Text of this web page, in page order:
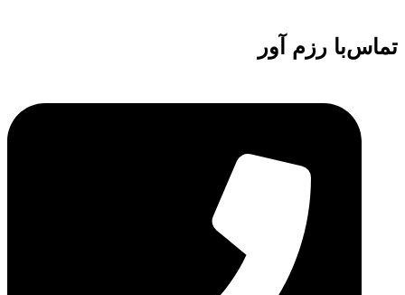
تماس‌با رزم آور